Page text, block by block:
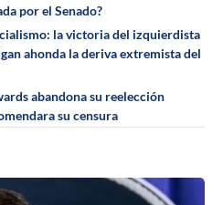
por el Senado?
la victoria del izquierdista
ahonda la deriva extremista del
abandona su reelección
su censura